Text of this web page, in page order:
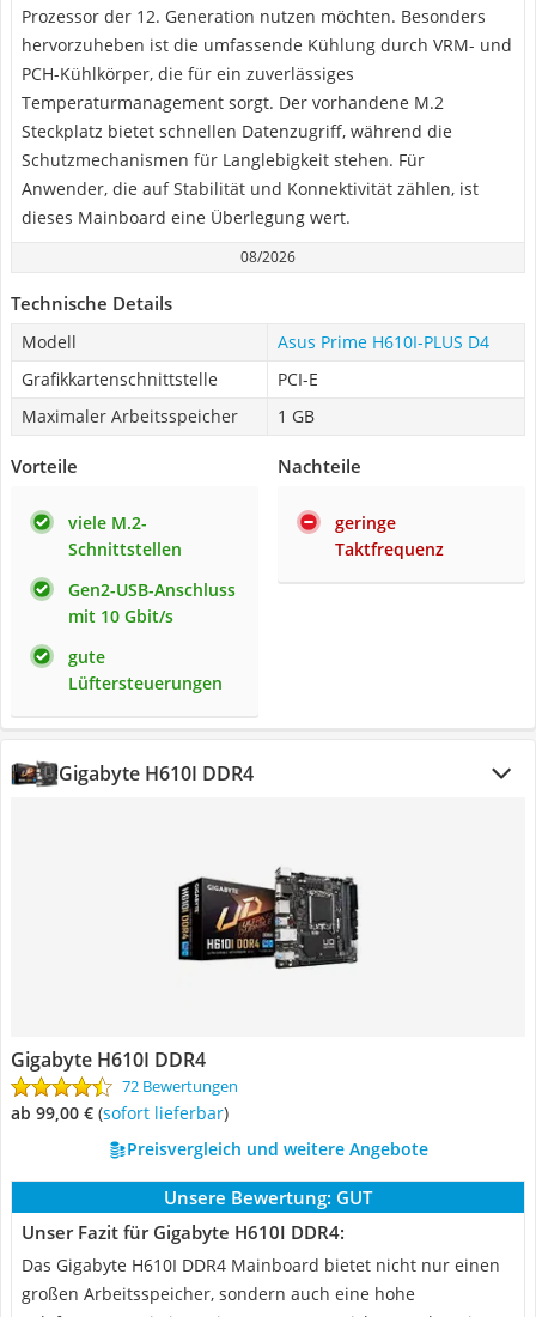
Prozessor der 12. Generation nutzen möchten. Besonders
hervorzuheben ist die umfassende Kühlung durch VRM- und
PCH-Kühlkörper, die für ein zuverlässiges
Temperaturmanagement sorgt. Der vorhandene M.2
Steckplatz bietet schnellen Datenzugriff, während die
Schutzmechanismen für Langlebigkeit stehen. Für
Anwender, die auf Stabilität und Konnektivität zählen, ist
dieses Mainboard eine Überlegung wert.
08/2026
Technische Details
Modell
Asus Prime H610I-PLUS D4
Grafikkartenschnittstelle
PCI-E
Maximaler Arbeitsspeicher
1 GB
Vorteile
viele M.2-
Schnittstellen
Gen2-USB-Anschluss
mit 10 Gbit/s
gute
Lüftersteuerungen
Nachteile
geringe
Taktfrequenz
Gigabyte H610I DDR4
Gigabyte H610I DDR4
72 Bewertungen
ab 99,00 € ( Sofort lieferbar)
Preisvergleich und weitere Angebote
Unsere Bewertung: GUT
Unser Fazit für Gigabyte H610I DDR4:
Das Gigabyte H610I DDR4 Mainboard bietet nicht nur einen
großen Arbeitsspeicher, sondern auch eine hohe